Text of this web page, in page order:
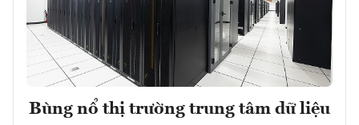
Bùng nổ thị trường trung tâm dữ liệu